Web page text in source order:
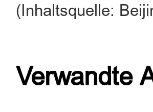
(Inhaltsquelle:
Verwandte